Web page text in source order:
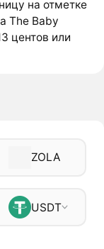
на отметке
The Baby
центов или
ZOLA
USDT